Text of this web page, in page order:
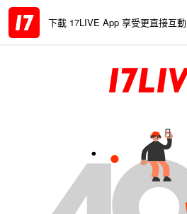
下載 17LIVE App 享受更直接互動